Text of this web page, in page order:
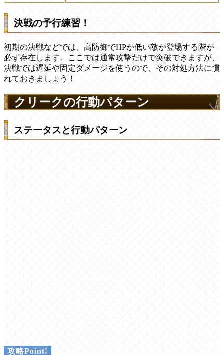
決戦の予行練習！
初期の決戦などでは、高防御でHPが低い敵が登場する階が
必ず存在します。ここでは通常攻撃だけで突破できますが、
決戦では遅延や固定ダメージを使うので、その対処方法に慣
れておきましょう！
クリークの行動パターン
ステータスと行動パターン